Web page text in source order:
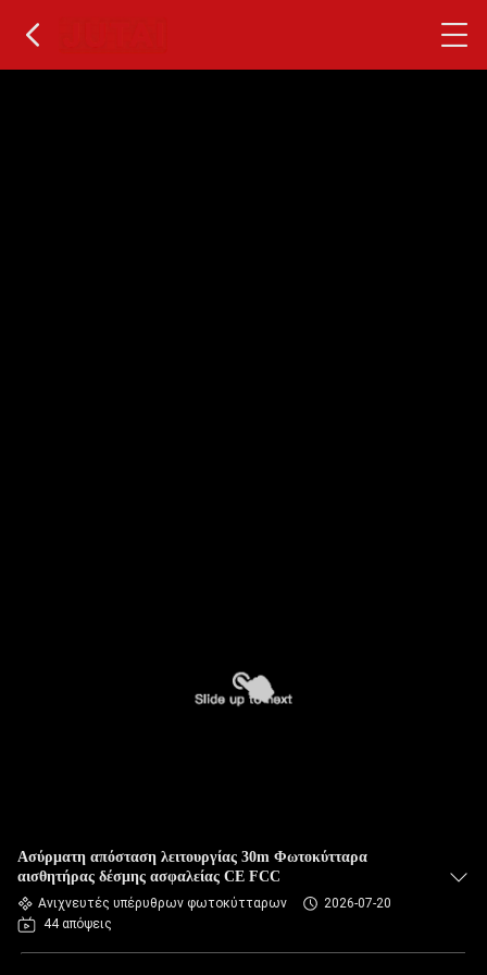
Ασύρματη απόσταση λειτουργίας 30m Φωτοκύτταρα
αισθητήρας δέσμης ασφαλείας CE FCC
Ανιχνευτές υπέρυθρων φωτοκύτταρων
2026-07-20
44 απόψεις